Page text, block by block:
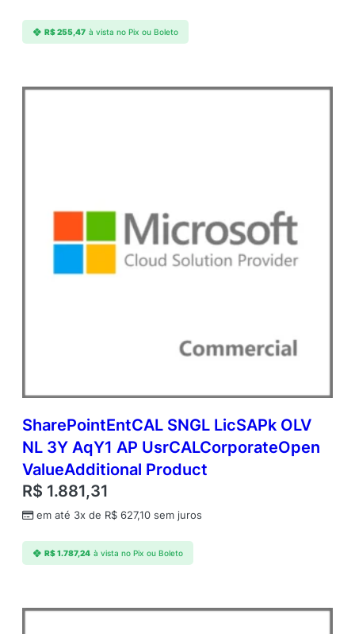
d
R$255,47 à vista no Pix ou Boleto
SharePointEntCAL SNGL LicSAPk OLV
NL 3Y AqY1 AP UsrCALCorporateOpen
ValueAdditional Product
R$ 1.881,31
em até 3x de R$ 627,10 sem juros
R$1.787,24 à vista no Pix ou Boleto